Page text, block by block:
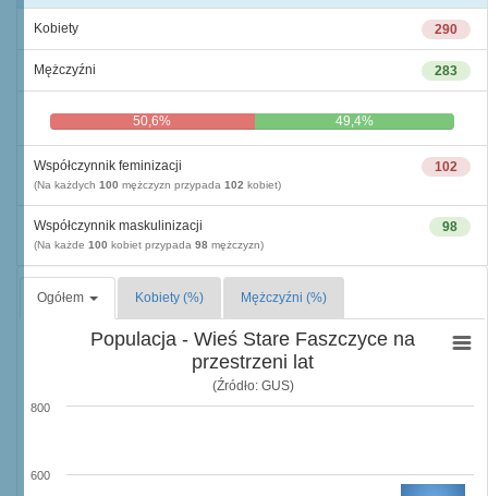
290
Kobiety
283
Mężczyźni
50,6% 49,4%
102
Współczynnik feminizacji
(Na każdych 100 mężczyzn przypada 102 kobiet)
98
Współczynnik maskulinizacji
(Na każde 100 kobiet przypada 98 mężczyzn)
Ogółem Kobiety (%) Mężczyźni (%)
Populacja - Wieś Stare Faszczyce na
przestrzeni lat
(Źródło: GUS)
600
800